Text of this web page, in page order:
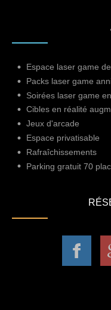
Espace laser game
Packs laser game
Soirées laser game
Cibles en réalité
Jeux d'arcade
Espace privatisable
Rafraîchissements
Parking gratuit 70